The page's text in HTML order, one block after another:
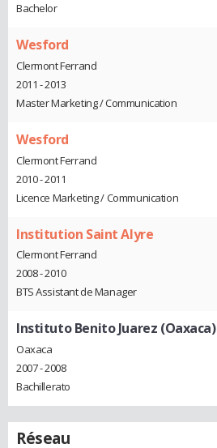
Bachelor
Wesford
Clermont Ferrand
2011 - 2013
Master Marketing / Communication
Wesford
Clermont Ferrand
2010 - 2011
Licence Marketing / Communication
Institution Saint Alyre
Clermont Ferrand
2008 - 2010
BTS Assistant de Manager
Instituto Benito Juarez (Oaxaca)
Oaxaca
2007 - 2008
Bachillerato
Réseau